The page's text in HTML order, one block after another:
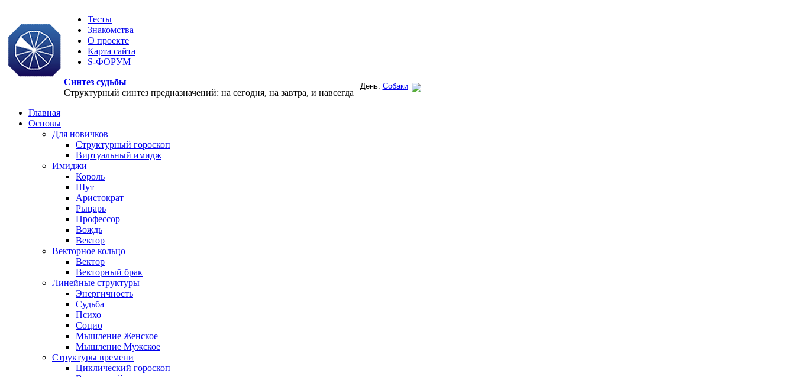
Тесты
Знакомства
О проекте
Карта сайта
S-ФОРУМ
Синтез судьбы
Структурный синтез предназначений: на сегодня, на завтра, и навсегда
Главная
Основы
Для новичков
Структурный гороскоп
Виртуальный имидж
Имиджи
Король
Шут
Аристократ
Рыцарь
Профессор
Вождь
Вектор
Векторное кольцо
Вектор
Векторный брак
Линейные структуры
Энергичность
Судьба
Психо
Социо
Мышление Женское
Мышление Мужское
Структуры времени
Циклический гороскоп